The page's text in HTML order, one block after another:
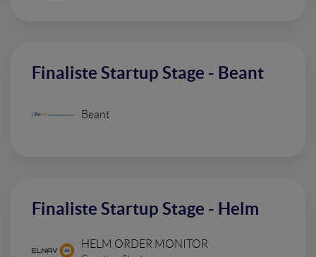
Finaliste Startup Stage - Beant
Beant
Finaliste Startup Stage - Helm
HELM ORDER MONITOR